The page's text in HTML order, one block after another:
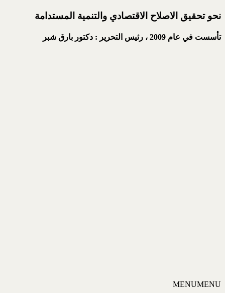
نحو تحقيق الاصلاح الاقتصادي والتنمية المستدامة
تأسست في عام 2009 ، رئيس التحرير : دكتور بارق شبر
MENUMENU